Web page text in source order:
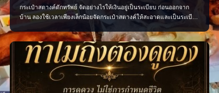
กระเป๋าสตางค์ดักทรัพย์ จัดอย่างไรให้เงินอยู่เป็นระเบียบ ก่อนออกจาก
บ้าน ลองใช้เวลาเพียงเล็กน้อยจัดกระเป๋าสตางค์ให้สะอาดและเป็นระเบียบ
ตามความเชื่อถือว่าเป็นการเปิดทางรับพลังการเงินที่ดี • เก็บแบงก์ขวัญถุง
แยกไว้ ไม่ควรนำออกมาใช้ • เรียงธนบัตรไปในทิศทางเดียวกัน โดยหัน
หัวแบงก์เข้าด้านใน • นำใบเสร็จ บิลเ